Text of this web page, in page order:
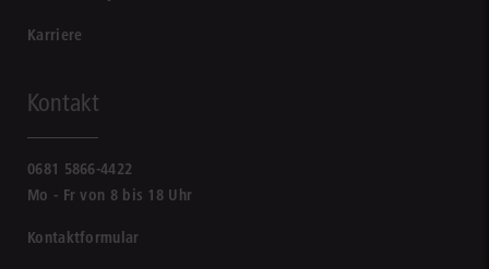
Karriere
Kontakt
0681 5866-4422
Mo - Fr von 8 bis 18 Uhr
Kontaktformular